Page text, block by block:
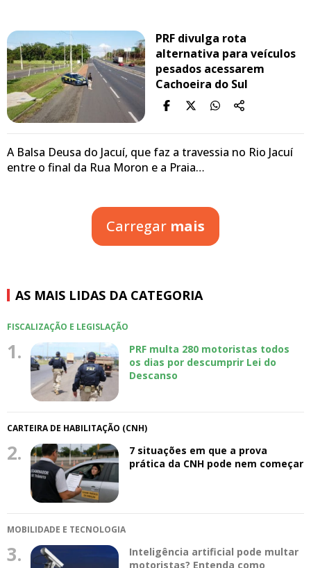
PRF divulga rota
alternativa para veículos
pesados acessarem
Cachoeira do Sul
A Balsa Deusa do Jacuí, que faz a travessia no Rio Jacuí
entre o final da Rua Moron e a Praia…
Carregar mais
AS MAIS LIDAS DA CATEGORIA
FISCALIZAÇÃO E LEGISLAÇÃO
1.
PRF multa 280 motoristas todos
os dias por descumprir Lei do
Descanso
CARTEIRA DE HABILITAÇÃO (CNH)
2.
7 situações em que a prova
prática da CNH pode nem começar
MOBILIDADE E TECNOLOGIA
3.
Inteligência artificial pode multar
motoristas? Entenda como